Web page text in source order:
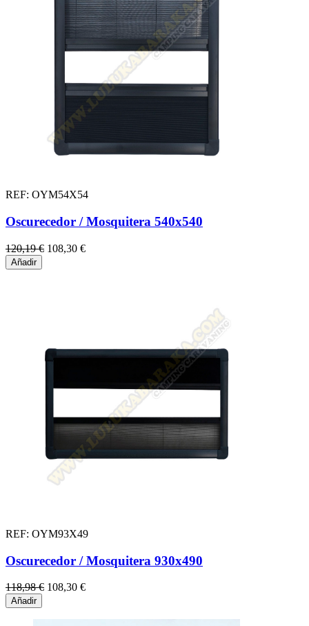
REF: OYM54X54
Oscurecedor / Mosquitera 540x540
120,19 € 108,30 €
Añadir
REF: OYM93X49
Oscurecedor / Mosquitera 930x490
118,98 € 108,30 €
Añadir